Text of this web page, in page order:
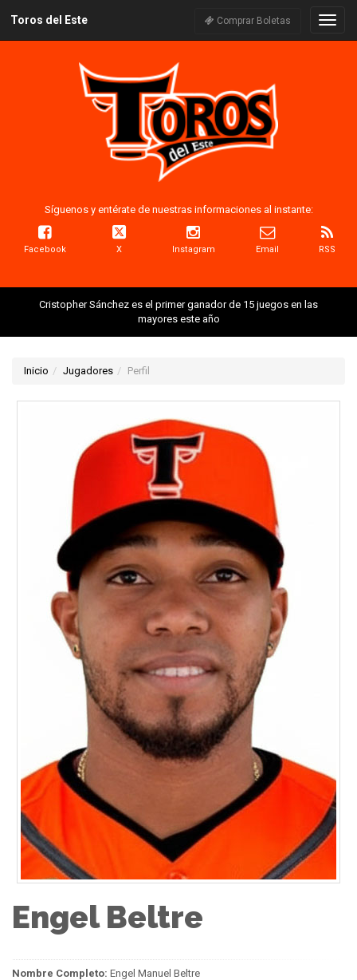
Toros del Este Comprar Boletas
Síguenos y entérate de nuestras informaciones al instante:
Facebook X Instagram Email RSS
Cristopher Sánchez es el primer ganador de 15 juegos en las
mayores este año
Inicio Jugadores Perfil
Engel Beltre
Nombre Completo: Engel Manuel Beltre